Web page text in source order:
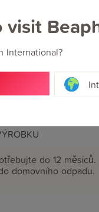
International?
do 12 měsíců.
domovního odpadu.